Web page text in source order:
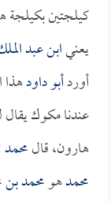
كيلجتين بكيلجة
يعنيابن عبد
أوردأبو داودهذا
عندنا مكوك
هارون، قالمحمد
محمدهومحمد